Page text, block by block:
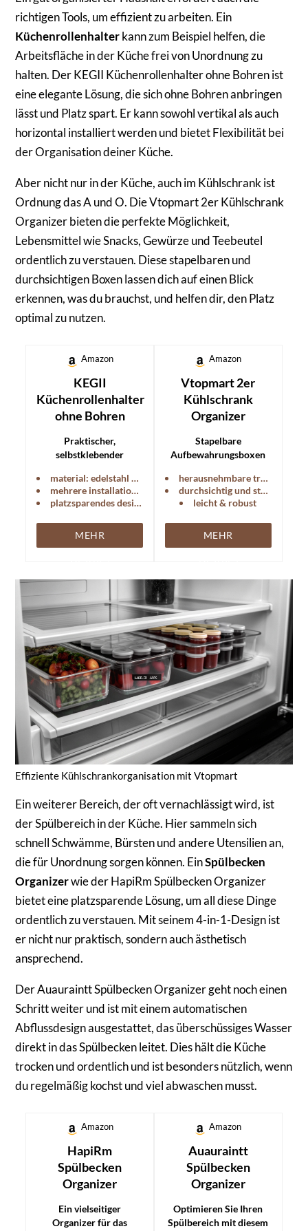
richtigen Tools, um effizient zu arbeiten. Ein
Küchenrollenhalterkann zum Beispiel helfen, die
Arbeitsfläche in der Küche frei von Unordnung zu
halten. Der KEGII Küchenrollenhalter ohne Bohren ist
eine elegante Lösung, die sich ohne Bohren anbringen
lässt und Platz spart. Er kann sowohl vertikal als auch
horizontal installiert werden und bietet Flexibilität bei
der Organisation deiner Küche.
Aber nicht nur in der Küche, auch im Kühlschrank ist
Ordnung das A und O. Die Vtopmart 2er Kühlschrank
Organizer bieten die perfekte Möglichkeit,
Lebensmittel wie Snacks, Gewürze und Teebeutel
ordentlich zu verstauen. Diese stapelbaren und
durchsichtigen Boxen lassen dich auf einen Blick
erkennen, was du brauchst, und helfen dir, den Platz
optimal zu nutzen.
Amazon
KEGII
Küchenrollenhalter
ohne Bohren
Praktischer,
selbstklebender
Edelstahl, der ohne
Bohren montiert werden
kann.
material: edelstahl sus-304
mehrere installationsmethoden
platzsparendes design
MEHR
Amazon
Vtopmart 2er
Kühlschrank
Organizer
Stapelbare
Aufbewahrungsboxen
übersichtliche Lagerung
im Kühlschrank.
herausnehmbare trennwände
durchsichtig und stapelbar
leicht & robust
MEHR
Effiziente Kühlschrankorganisation mit Vtopmart
Ein weiterer Bereich, der oft vernachlässigt wird, ist
der Spülbereich in der Küche. Hier sammeln sich
schnell Schwämme, Bürsten und andere Utensilien an,
die für Unordnung sorgen können. EinSpülbecken
Organizerwie der HapiRm Spülbecken Organizer
bietet eine platzsparende Lösung, um all diese Dinge
ordentlich zu verstauen. Mit seinem 4-in-1-Design ist
er nicht nur praktisch, sondern auch ästhetisch
ansprechend.
Der Auauraintt Spülbecken Organizer geht noch einen
Schritt weiter und ist mit einem automatischen
Abflussdesign ausgestattet, das überschüssiges Wasser
direkt in das Spülbecken leitet. Dies hält die Küche
trocken und ordentlich und ist besonders nützlich, wenn
du regelmäßig kochst und viel abwaschen musst.
Amazon
HapiRm
Spülbecken
Organizer
Ein vielseitiger
Organizer für das
Amazon
Auauraintt
Spülbecken
Organizer
Optimieren Sie Ihren
Spülbereich mit diesem